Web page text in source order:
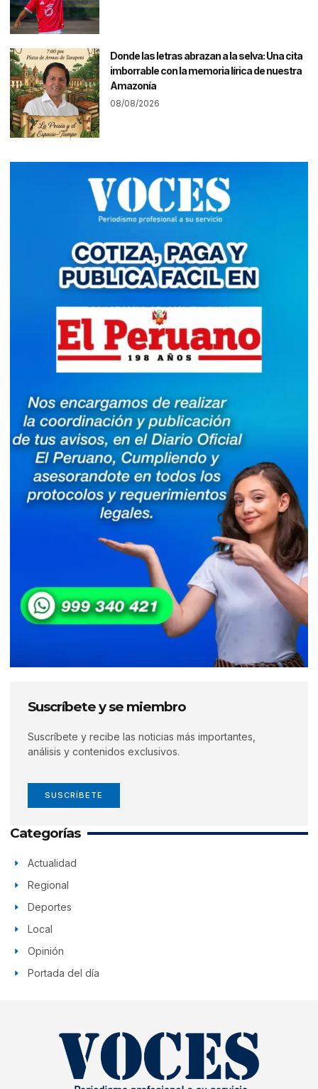
Donde las letras abrazan a la selva: Una cita
imborrable con la memoria lírica de nuestra
Amazonía
08/08/2026
Suscríbete y se miembro
Suscríbete y recibe las noticias más importantes,
análisis y contenidos exclusivos.
SUSCRÍBETE
Categorías
Actualidad
Regional
Deportes
Local
Opinión
Portada del día